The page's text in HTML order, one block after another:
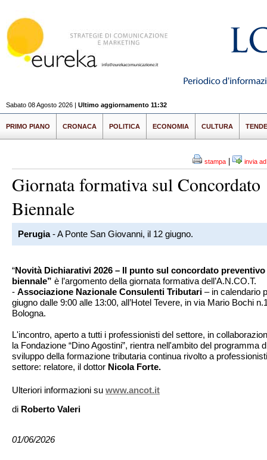
Sabato 08 Agosto 2026 | Ultimo aggiornamento 11:32
PRIMO PIANO CRONACA POLITICA ECONOMIA CULTURA
stampa invia
Giornata formativa sul Concordato
Biennale
Perugia- A Ponte San Giovanni, il 12 giugno.
“Novità Dichiarativi 2026 – Il punto sul concordato preventivo
biennale” è l’argomento della giornata formativa dell’A.N.CO.T.
- Associazione Nazionale Consulenti Tributari – in calendario
giugno dalle 9:00 alle 13:00, all’Hotel Tevere, in via Mario Bochi
Bologna.
L'incontro, aperto a tutti i professionisti del settore, in
la Fondazione “Dino Agostini”, rientra nell'ambito del programma
sviluppo della formazione tributaria continua rivolto a
settore: relatore, il dottor Nicola Forte.
Ulteriori informazioni su www.ancot.it
di Roberto Valeri
01/06/2026